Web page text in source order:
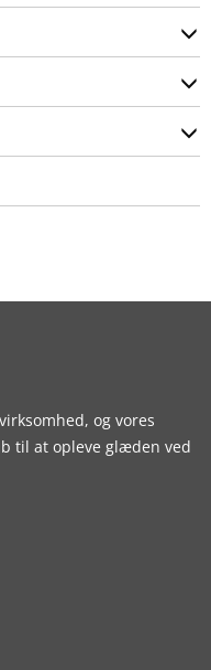
og vores
til at opleve glæden ved